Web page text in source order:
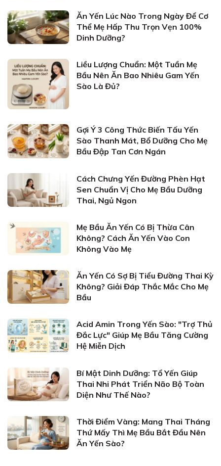
Ăn Yến Lúc Nào Trong Ngày Để Cơ
Thể Mẹ Hấp Thu Trọn Vẹn 100%
Dinh Dưỡng?
Liều Lượng Chuẩn: Một Tuần Mẹ
Bầu Nên Ăn Bao Nhiêu Gam Yến
Sào Là Đủ?
Gợi Ý 3 Công Thức Biến Tấu Yến
Sào Thanh Mát, Bổ Dưỡng Cho Mẹ
Bầu Đập Tan Cơn Ngán
Cách Chưng Yến Đường Phèn Hạt
Sen Chuẩn Vị Cho Mẹ Bầu Dưỡng
Thai, Ngủ Ngon
Mẹ Bầu Ăn Yến Có Bị Thừa Cân
Không? Cách Ăn Yến Vào Con
Không Vào Mẹ
Ăn Yến Có Sợ Bị Tiểu Đường Thai Kỳ
Không? Giải Đáp Thắc Mắc Cho Mẹ
Bầu
Acid Amin Trong Yến Sào: "Trợ Thủ
Đắc Lực" Giúp Mẹ Bầu Tăng Cường
Hệ Miễn Dịch
Bí Mật Dinh Dưỡng: Tổ Yến Giúp
Thai Nhi Phát Triển Não Bộ Toàn
Diện Như Thế Nào?
Thời Điểm Vàng: Mang Thai Tháng
Thứ Mấy Thì Mẹ Bầu Bắt Đầu Nên
Ăn Yến Sào?